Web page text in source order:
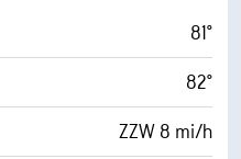
100%
10 mi
19000 ft
81°
82°
ZZW 8 mi/h